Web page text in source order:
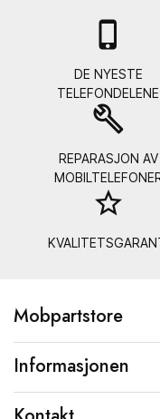

DE NYESTE
TELEFONDELENE
build
REPARASJON AV
star_border
Mobpartstore
Informasjonen